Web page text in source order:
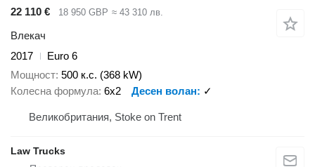
22 110 €
18 950 GBP ≈ 43 310 лв.
Влекач
2017
Euro 6
Мощност 500 к.с. (368 kW)
Колесна формула 6x2 Десен волан ✓
Великобритания, Stoke on Trent
Law Trucks